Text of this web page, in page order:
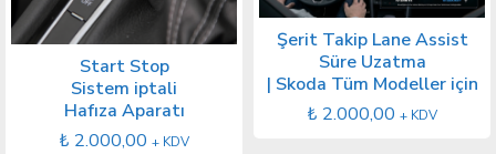
Start Stop
Sistem iptali
Hafıza Aparatı
₺ 2.000,00 + KDV
Şerit Takip Lane Assist
Süre Uzatma
| Skoda Tüm Modeller için
₺ 2.000,00 + KDV